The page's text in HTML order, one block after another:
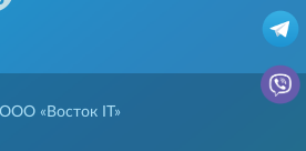
ООО «Восток IT»